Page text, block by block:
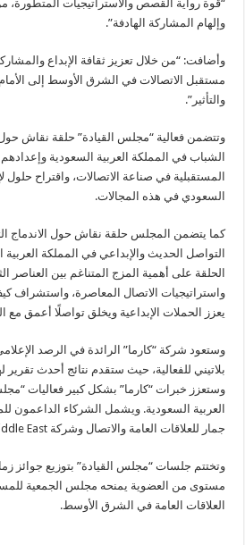
“قوة رواية القصص والاستراتيجيات المتطورة،
وإلهام المشاركة الهادفة”.
وأضافت: “من خلال تعزيز ثقافة الإبداع
مستقبل الاتصالات في الشرق الأوسط إلى
والتأثير”.
وتتضمن فعالية “مجلس القيادة” حلقة نقاش حول
الشباب في المملكة العربية السعودية
المستقبلية في صناعة الاتصالات، واقتراح حلول
السعودي في هذه المجالات.
كما يتضمن المجلس حلقة نقاش حول الاندماج
التواصل الحديث والإبداعي في المملكة
الحلقة على أهمية المزج المتناغم بين العناصر
واستراتيجيات الاتصال المعاصرة، واستشراف
يعزز الحملات الإبداعية ويخلق تواصلًا أعمق مع
وستعود شركة “كارما” الرائدة في الرصد
بلاتيني للفعالية، حيث ستقدم نتائج أحدث
وستعزز خبرات “كارما” بشكل كبير فعاليات
العربية السعودية. ويشمل الشركاء الداعمون
جمار للعلاقات العامة والاتصال وشركة SECNewgate Middle East.
وتختتم جلسات “مجلس القيادة” بتوزيع جوائز
مستوى من العضوية يمنحه مجلس الجمعية
العلاقات العامة في الشرق الأوسط.